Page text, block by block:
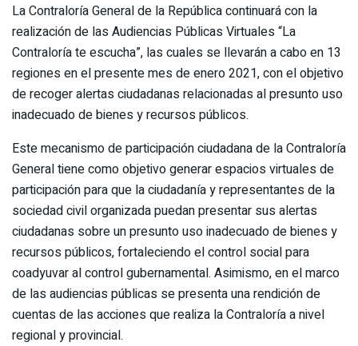
La Contraloría General de la República continuará con la
realización de las Audiencias Públicas Virtuales “La
Contraloría te escucha”, las cuales se llevarán a cabo en 13
regiones en el presente mes de enero 2021, con el objetivo
de recoger alertas ciudadanas relacionadas al presunto uso
inadecuado de bienes y recursos públicos.
Este mecanismo de participación ciudadana de la Contraloría
General tiene como objetivo generar espacios virtuales de
participación para que la ciudadanía y representantes de la
sociedad civil organizada puedan presentar sus alertas
ciudadanas sobre un presunto uso inadecuado de bienes y
recursos públicos, fortaleciendo el control social para
coadyuvar al control gubernamental. Asimismo, en el marco
de las audiencias públicas se presenta una rendición de
cuentas de las acciones que realiza la Contraloría a nivel
regional y provincial.